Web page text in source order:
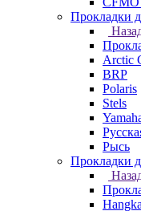
Прокладки
Arctic
BRP
Polaris
Stels
Рысь
Прокладки